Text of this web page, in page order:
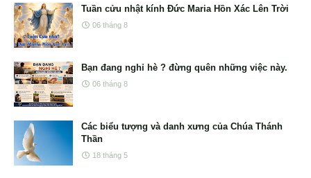
Tuần cửu nhật kính Đức Maria Hồn Xác Lên Trời
06 tháng 8
Bạn đang nghỉ hè ? đừng quên những việc này.
06 tháng 8
Các biểu tượng và danh xưng của Chúa Thánh
Thần
18 tháng 5